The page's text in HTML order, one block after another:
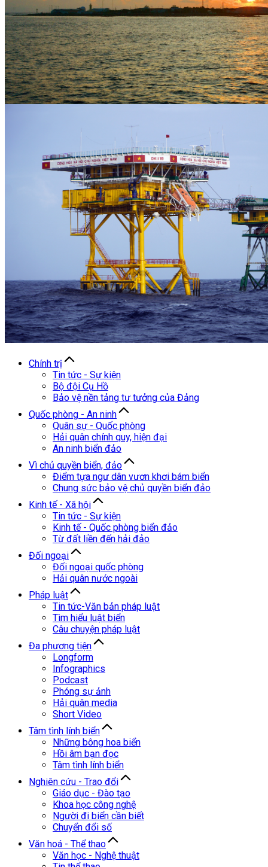
Chính trị
Tin tức - Sự kiện
Bộ đội Cụ Hồ
Bảo vệ nền tảng tư tưởng của Đảng
Quốc phòng - An ninh
Quân sự - Quốc phòng
Hải quân chính quy, hiện đại
An ninh biển đảo
Vì chủ quyền biển, đảo
Điểm tựa ngư dân vươn khơi bám biển
Chung sức bảo vệ chủ quyền biển đảo
Kinh tế - Xã hội
Tin tức - Sự kiện
Kinh tế - Quốc phòng biển đảo
Từ đất liền đến hải đảo
Đối ngoại
Đối ngoại quốc phòng
Hải quân nước ngoài
Pháp luật
Tin tức-Văn bản pháp luật
Tìm hiểu luật biển
Câu chuyện pháp luật
Đa phương tiện
Longform
Infographics
Podcast
Phóng sự ảnh
Hải quân media
Short Video
Tâm tình lính biển
Những bông hoa biển
Hồi âm bạn đọc
Tâm tình lính biển
Nghiên cứu - Trao đổi
Giáo dục - Đào tạo
Khoa học công nghệ
Người đi biển cần biết
Chuyển đổi số
Văn hoá - Thể thao
Văn học - Nghệ thuật